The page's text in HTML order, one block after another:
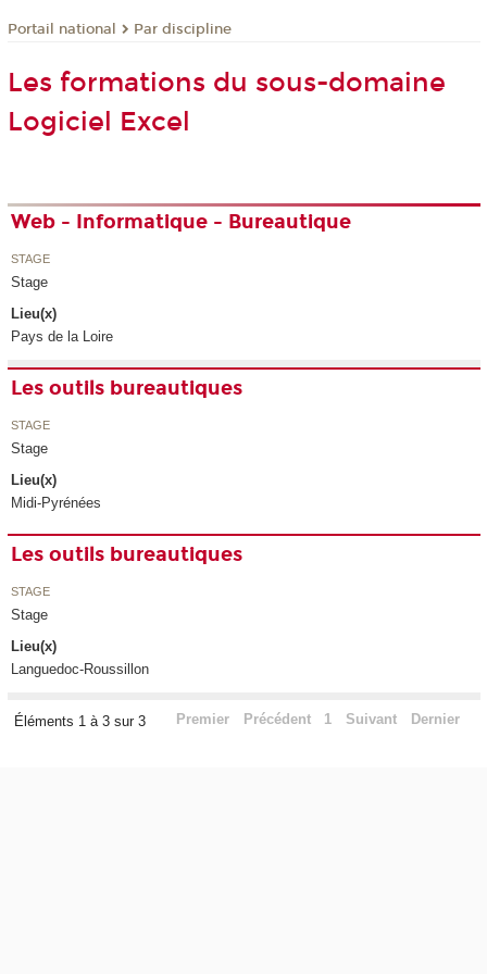
Portail national Par discipline
Les formations du sous-domaine
Logiciel Excel
Web - Informatique - Bureautique
STAGE
Stage
Lieu(x)
Pays de la Loire
Les outils bureautiques
STAGE
Stage
Lieu(x)
Midi-Pyrénées
Les outils bureautiques
STAGE
Stage
Lieu(x)
Languedoc-Roussillon
Éléments 1 à 3 sur 3 Premier Précédent 1 Suivant Dernier